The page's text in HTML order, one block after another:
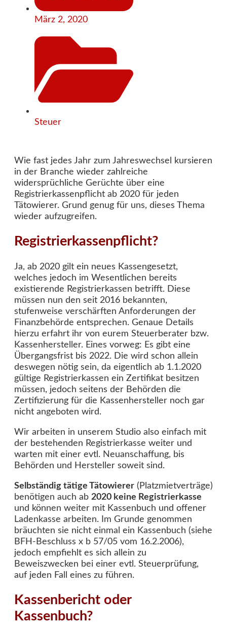
März 2, 2020
Steuer
Wie fast jedes Jahr zum Jahreswechsel kursieren
in der Branche wieder zahlreiche
widersprüchliche Gerüchte über eine
Registrierkassenpflicht ab 2020 für jeden
Tätowierer. Grund genug für uns, dieses Thema
wieder aufzugreifen.
Registrierkassenpflicht?
Ja, ab 2020 gilt ein neues Kassengesetzt,
welches jedoch im Wesentlichen bereits
existierende Registrierkassen betrifft. Diese
müssen nun den seit 2016 bekannten,
stufenweise verschärften Anforderungen der
Finanzbehörde entsprechen. Genaue Details
hierzu erfahrt ihr von eurem Steuerberater bzw.
Kassenhersteller. Eines vorweg: Es gibt eine
Übergangsfrist bis 2022. Die wird schon allein
deswegen nötig sein, da eigentlich ab 1.1.2020
gültige Registrierkassen ein Zertifikat besitzen
müssen, jedoch seitens der Behörden die
Zertifizierung für die Kassenhersteller noch gar
nicht angeboten wird.
Wir arbeiten in unserem Studio also einfach mit
der bestehenden Registrierkasse weiter und
warten mit einer evtl. Neuanschaffung, bis
Behörden und Hersteller soweit sind.
Selbständig tätige Tätowierer (Platzmietverträge)
benötigen auch ab 2020 keine Registrierkasse
und können weiter mit Kassenbuch und offener
Ladenkasse arbeiten. Im Grunde genommen
bräuchten sie nicht einmal ein Kassenbuch (siehe
BFH-Beschluss x b 57/05 vom 16.2.2006),
jedoch empfiehlt es sich allein zu
Beweiszwecken bei einer evtl. Steuerprüfung,
auf jeden Fall eines zu führen.
Kassenbericht oder
Kassenbuch?